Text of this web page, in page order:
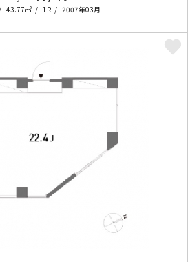
43.77㎡ 1R 2007年03月